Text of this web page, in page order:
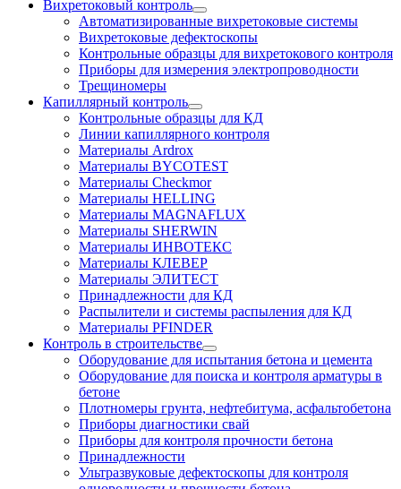
Вихретоковый контроль
Автоматизированные вихретоковые системы
Вихретоковые дефектоскопы
Контрольные образцы для вихретокового контроля
Приборы для измерения электропроводности
Трещиномеры
Капиллярный контроль
Контрольные образцы для КД
Линии капиллярного контроля
Материалы Ardrox
Материалы BYCOTEST
Материалы Checkmor
Материалы HELLING
Материалы MAGNAFLUX
Материалы SHERWIN
Материалы ИНВОТЕКС
Материалы КЛЕВЕР
Материалы ЭЛИТЕСТ
Принадлежности для КД
Распылители и системы распыления для КД
Материалы PFINDER
Контроль в строительстве
Оборудование для испытания бетона и цемента
Оборудование для поиска и контроля арматуры в
бетоне
Плотномеры грунта, нефтебитума, асфальтобетона
Приборы диагностики свай
Приборы для контроля прочности бетона
Принадлежности
Ультразвуковые дефектоскопы для контроля